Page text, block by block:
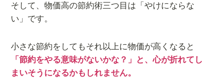
そして、物価高の節約術三つ目は「やけにならな
い」です。
小さな節約をしてもそれ以上に物価が高くなると
「節約をやる意味がないかな？」と、心が折れてし
まいそうになるかもしれません。